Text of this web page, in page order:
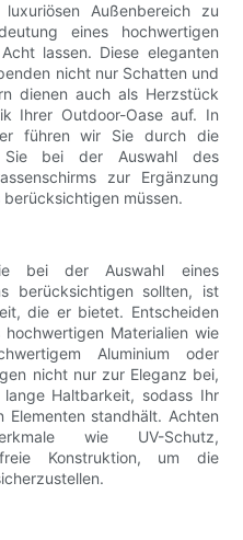
Außenbereich zu
eines hochwertigen
lassen. Diese eleganten
nicht nur Schatten und
dienen auch als Herzstück
Ihrer Outdoor-Oase auf. In
führen wir Sie durch die
Sie bei der Auswahl des
zur Ergänzung
müssen.
bei der Auswahl eines
berücksichtigen sollten, ist
die er bietet. Entscheiden
Materialien wie
Aluminium oder
nicht nur zur Eleganz bei,
Haltbarkeit, sodass Ihr
standhält. Achten
wie UV-Schutz,
Konstruktion, um die